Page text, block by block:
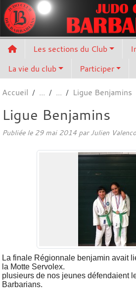
Les sections du Club
La vie du club
Participer
Accueil Ligue Benjamins
Ligue Benjamins
Publiée le 29 mai 2014 par Julien
La finale Régionnale benjamin avait
la Motte Servolex.
plusieurs de nos jeunes défendaient
Barbarians.
Panneau de gestion des cookies